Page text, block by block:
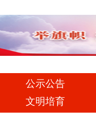
公示公告
文明培育